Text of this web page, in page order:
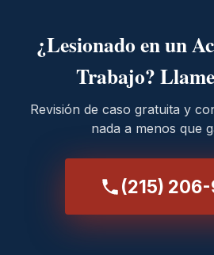
¿Lesionado en un
Trabajo?
Revisión de caso gratuita y
nada a menos que
(215)